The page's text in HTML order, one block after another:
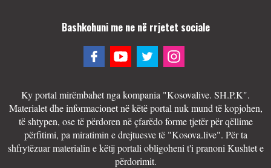
Bashkohuni me ne në rrjetet sociale
Ky portal mirëmbahet nga kompania "Kosovalive. SH.P.K".
Materialet dhe informacionet në këtë portal nuk mund të kopjohen,
të shtypen, ose të përdoren në çfarëdo forme tjetër për qëllime
përfitimi, pa miratimin e drejtuesve të "Kosova.live". Për ta
shfrytëzuar materialin e këtij portali obligoheni t'i pranoni Kushtet e
përdorimit.